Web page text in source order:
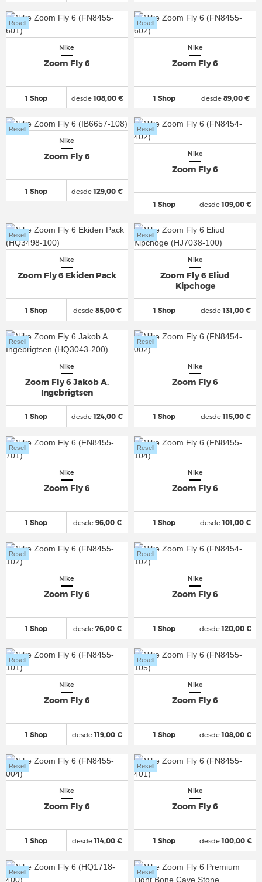
Nike
Zoom Fly 6
1 Shop
Resell
desde108,00 €
Nike
Zoom Fly 6
1 Shop
Resell
desde 89,00 €
Nike
Zoom Fly 6
1 Shop
Resell
desde129,00 €
Nike
Zoom Fly 6
1 Shop
Resell
desde109,00 €
Nike
Zoom Fly 6 Ekiden Pack
1 Shop
Resell
desde85,00 €
Nike
Zoom Fly 6 Eliud
Kipchoge
1 Shop
Resell
desde131,00 €
Nike
Zoom Fly 6 Jakob A.
Ingebrigtsen
1 Shop
Resell
desde124,00 €
Nike
Zoom Fly 6
1 Shop
Resell
desde115,00 €
Nike
Zoom Fly 6
1 Shop
Resell
desde96,00 €
Nike
Zoom Fly 6
1 Shop
Resell
desde101,00 €
Nike
Zoom Fly 6
1 Shop
Resell
desde76,00 €
Nike
Zoom Fly 6
1 Shop
Resell
desde120,00 €
Nike
Zoom Fly 6
1 Shop
Resell
desde119,00 €
Nike
Zoom Fly 6
1 Shop
Resell
desde108,00 €
Nike
Zoom Fly 6
1 Shop
Resell
desde114,00 €
Nike
Zoom Fly 6
1 Shop
Resell
desde100,00 €
Resell Resell